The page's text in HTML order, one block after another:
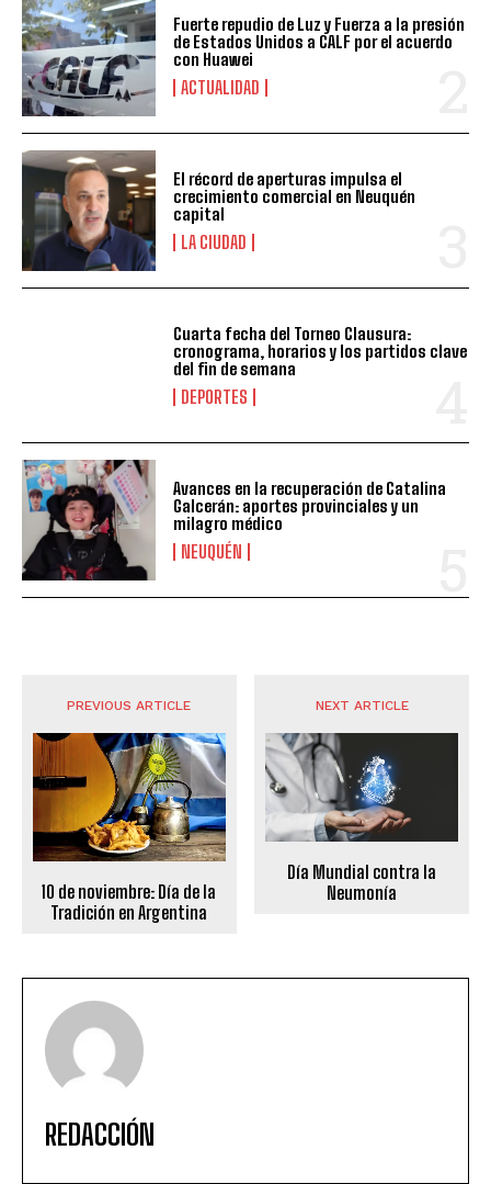
Fuerte repudio de Luz y Fuerza a la presión
de Estados Unidos a CALF por el acuerdo
con Huawei
ACTUALIDAD
El récord de aperturas impulsa el
crecimiento comercial en Neuquén
capital
LA CIUDAD
Cuarta fecha del Torneo Clausura:
cronograma, horarios y los partidos clave
del fin de semana
DEPORTES
Avances en la recuperación de Catalina
Galcerán: aportes provinciales y un
milagro médico
NEUQUÉN
PREVIOUS ARTICLE
10 de noviembre: Día de la
Tradición en Argentina
NEXT ARTICLE
Día Mundial contra la
Neumonía
REDACCIÓN